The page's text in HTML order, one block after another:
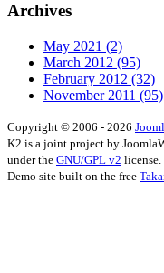
Archives
May 2021 (2)
March 2012 (95)
February 2012 (32)
November 2011 (95)
Copyright © 2006 - 2026
K2 is a joint project by
under the GNU/GPL v2 license.
Demo site built on the free